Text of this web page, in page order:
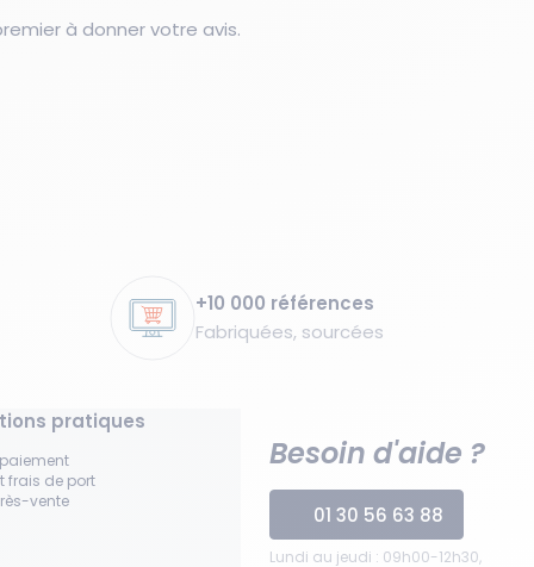
à donner votre avis.
+10 000 références
Fabriquées, sourcées
pratiques
frais de port
vente
Besoin d'aide ?
01 30 56 63 88
Lundi au jeudi : 09h00-12h30,